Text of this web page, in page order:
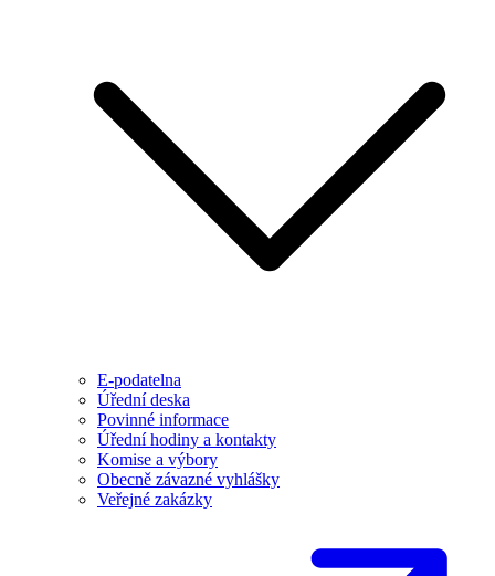
E-podatelna
Úřední deska
Povinné informace
Úřední hodiny a kontakty
Komise a výbory
Obecně závazné vyhlášky
Veřejné zakázky